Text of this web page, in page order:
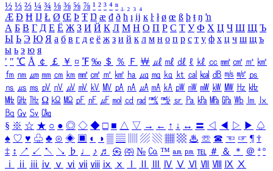
½ ⅓ ⅔ ¼ ¾ ⅛ ⅜ ⅝ ⅞ ¹ ² ³ ⁴ ⁿ ₁ ₂ ₃ ₄
Æ Ð Ħ Ĳ Ł Ø Œ Þ Ŧ Ŋ æ đ ð ħ ı ĳ ĸ ŀ ł ø œ ß þ ŧ ŋ ŉ
А Б В Г Д Е Ё Ж З И Й К Л М Н О П Р С Т У Ф Х Ц Ч Ш Щ Ъ
Ы Ь Э Ю Я а б в г д е ё ж з и й к л м н о п р с т у ф х ц ч ш щ ъ
ы ь э ю я
′ ″ ℃ Å ￠ ￡ ￥ ¤ ℉ ‰ ＄ ％ Ｆ ￦ ㎕ ㎖ ㎗ ℓ ㎘ ㏄ ㎣ ㎤ ㎥ ㎦
㎙ ㎚ ㎛ ㎜ ㎝ ㎞ ㎟ ㎠ ㎡ ㎢ ㏊ ㎍ ㎎ ㎏ ㏏ ㎈ ㎉ ㏈ ㎧ ㎨ ㎰
㎱ ㎲ ㎳ ㎴ ㎵ ㎶ ㎷ ㎸ ㎹ ㎀ ㎁ ㎂ ㎃ ㎄ ㎺ ㎻ ㎽ ㎾ ㎿ ㎐ ㎑
㎒ ㎓ ㎔ Ω ㏀ ㏁ ㎊ ㎋ ㎌ ㏖ ㏅ ㎭ ㎮ ㎯ ㏛ ㎩ ㎪ ㎫ ㎬ ㏝ ㏐
㏓
㏃ ㏉ ㏜ ㏆
§ ※ ☆ ★ ○ ● ◎ ◇ ◆ □ ■ △ ▽ → ← ↑ ↓ ↔ 〓 ◁ ◀ ▷ ▶ ♤
♠ ♡ ♥ ♧ ♣ ⊙ ◈ ▣ ◐ ◑ ▒ ▤ ▨ ▧ ▦ ▩ ♨ ☏ ☎ ☜ ☞ ¶ †
‡ ↕ ↗ ↙ ↖ ↘ ♭ ♩ ♪ ♬ ㉿ ㈜ № ㏇ ™ ㏂ ㏘ ℡ ＃ ＆ ＊ ＠ ª º
ⅰ
ⅱ ⅲ ⅳ ⅴ ⅵ ⅶ ⅷ ⅸ ⅹ Ⅳ Ⅴ Ⅵ Ⅶ Ⅷ Ⅸ Ⅹ